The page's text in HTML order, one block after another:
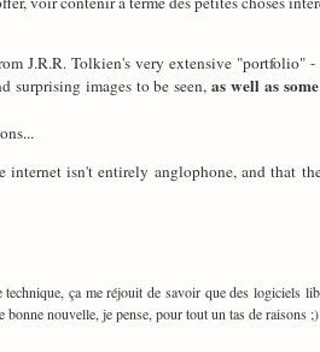
J.R.R. Tolkien's very extensive "portfolio"
surprising images to be seen,as well as
isn't entirely anglophone, and that
ça me réjouit de savoir que des logiciels
bonne nouvelle, je pense, pour tout un tas de raisons ;)